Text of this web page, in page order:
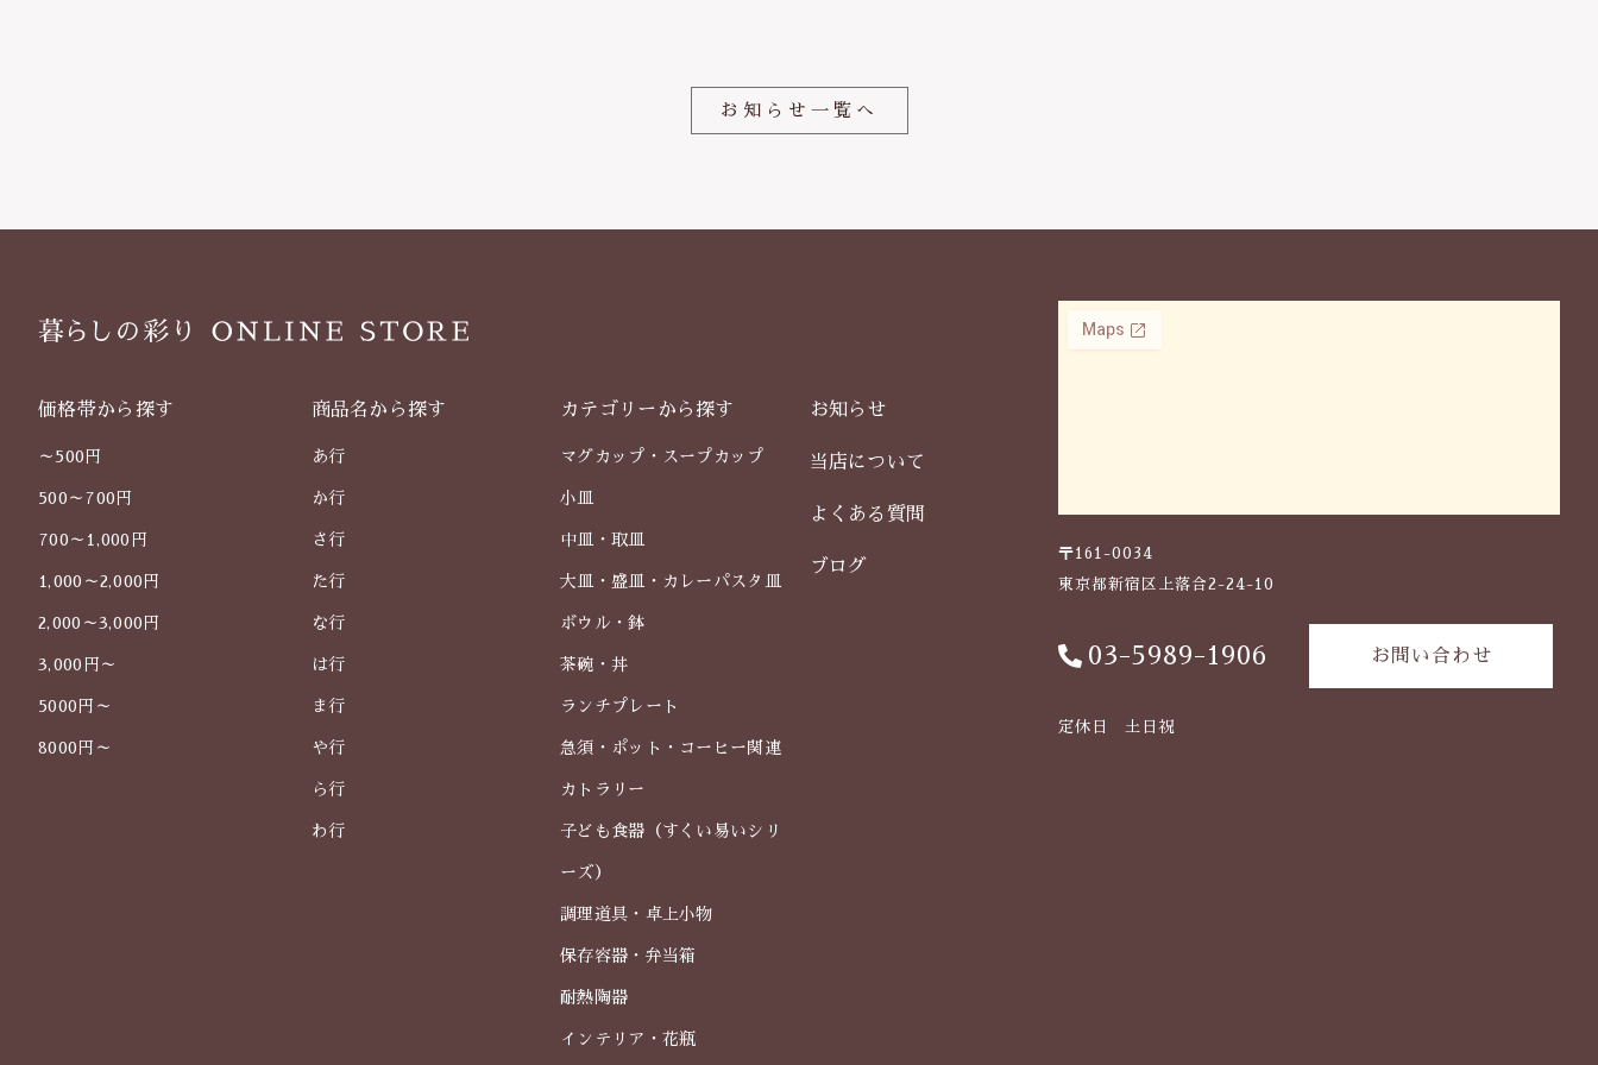
k
お知らせ一覧へ
価格帯から探す
～500円
500～700円
700～1,000円
1,000～2,000円
2,000～3,000円
3,000円～
5000円～
8000円～
商品名から探す
あ行
か行
さ行
た行
な行
は行
ま行
や行
ら行
わ行
カテゴリーから探す
マグカップ・スープカップ
小皿
中皿・取皿
大皿・盛皿・カレーパスタ皿
ボウル・鉢
茶碗・丼
ランチプレート
急須・ポット・コーヒー関連
カトラリー
子ども食器（すくい易いシリ
ーズ）
調理道具・卓上小物
保存容器・弁当箱
耐熱陶器
インテリア・花瓶
お知らせ
当店について
よくある質問
ブログ
〒161-0034
東京都新宿区上落合2-24-10
03-5989-1906 お問い合わせ
定休日 土日祝